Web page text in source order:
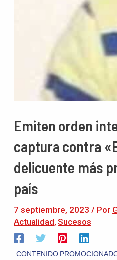
Emiten orden
captura contra
delicuente más
país
7 septiembre, 2023 / Por
Actualidad, Sucesos